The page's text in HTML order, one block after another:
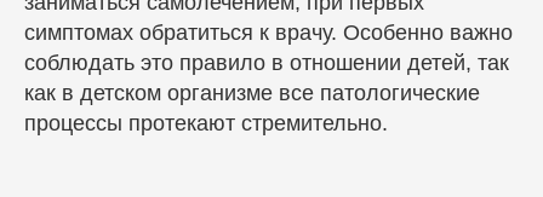
симптомах обратиться к врачу. Особенно важно
соблюдать это правило в отношении детей, так
как в детском организме все патологические
процессы протекают стремительно.